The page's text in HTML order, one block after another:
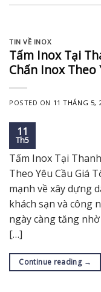
TIN VỀ INOX
Tấm Inox Tại
Chấn Inox Theo
POSTED ON 11 THÁNG 5,
11
Th5
Tấm Inox Tại
Theo Yêu Cầu Giá
mạnh về xây dựng
khách sạn và công
ngày càng tăng
[…]
Continue reading →